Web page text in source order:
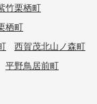
竹栗栖町
栖町
西賀茂北山ノ森町
平野鳥居前町